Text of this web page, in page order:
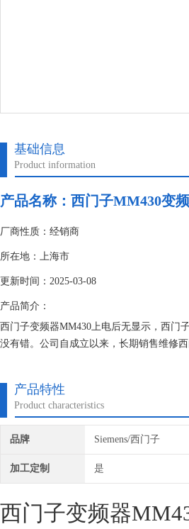
基础信息
Product information
产品名称： 西门子MM430变
厂商性质：经销商
所在地：上海市
更新时间：2025-03-08
产品简介：
西门子变频器MM430上电后无显示，西门
没有错。公司自成立以来，长期销售维修
产品特性
Product characteristics
品牌 Siemens/西门子
加工定制 是
西门子变频器